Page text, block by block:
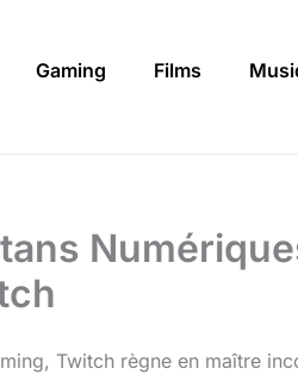
Gaming Films
Twitch règne en maître